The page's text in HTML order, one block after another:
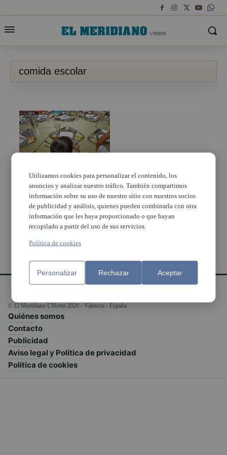
comida escolar
Manises reparteix des
de hui menús escolars
a domicili
© El Meridiano L'Horta 2026 - Valencia - España
Quiénes somos
Contacto
Publicidad
Aviso legal y Política de privacidad
Política de cookies
Utilizamos cookies para personalizar el contenido, los
anuncios y analizar nuestro tráfico. También compartimos
información sobre su uso de nuestro sitio con nuestros socios
de publicidad y análisis, quienes pueden combinarla con otra
información que les haya proporcionado o que hayan
recopilado a partir del uso de sus servicios.
Política de cookies
Personalizar Rechazar Aceptar